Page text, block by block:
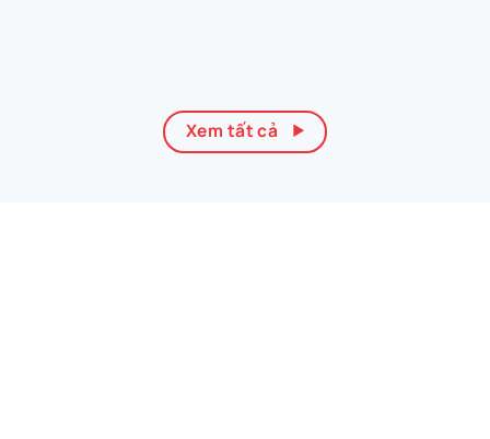
Xem tất cả